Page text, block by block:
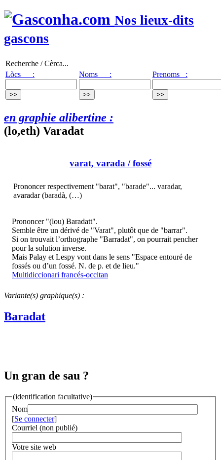
Nos lieux-dits
gascons
Recherche / Cèrca...
Lòcs :
Noms : Prenoms :
en graphie alibertine :
(lo,eth) Varadat
varat, varada / fossé
Prononcer respectivement "barat", "barade"... varadar,
avaradar (baradà, (…)
Prononcer "(lou) Baradatt".
Semble être un dérivé de "Varat", plutôt que de "barrar".
Si on trouvait l’orthographe "Barradat", on pourrait pencher
pour la solution inverse.
Mais Palay et Lespy vont dans le sens "Espace entouré de
fossés ou d’un fossé. N. de p. et de lieu."
Multidiccionari francés-occitan
Variante(s) graphique(s) :
Baradat
Un gran de sau ?
(identification facultative)
Nom
[Se connecter]
Courriel (non publié)
Votre site web